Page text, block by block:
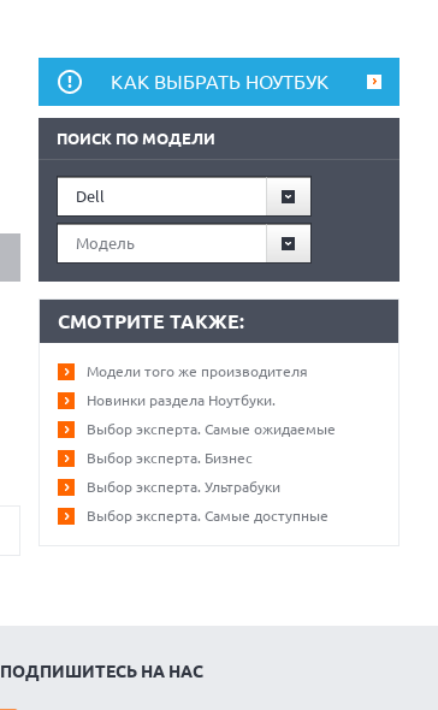
КАК ВЫБРАТЬ НОУТБУК
ПОИСК ПО МОДЕЛИ
Dell
Модель
СМОТРИТЕ ТАКЖЕ:
Модели того же производителя
Новинки раздела Ноутбуки.
Выбор эксперта. Самые ожидаемые
Выбор эксперта. Бизнес
Выбор эксперта. Ультрабуки
Выбор эксперта. Самые доступные
ПОДПИШИТЕСЬ НА НАС